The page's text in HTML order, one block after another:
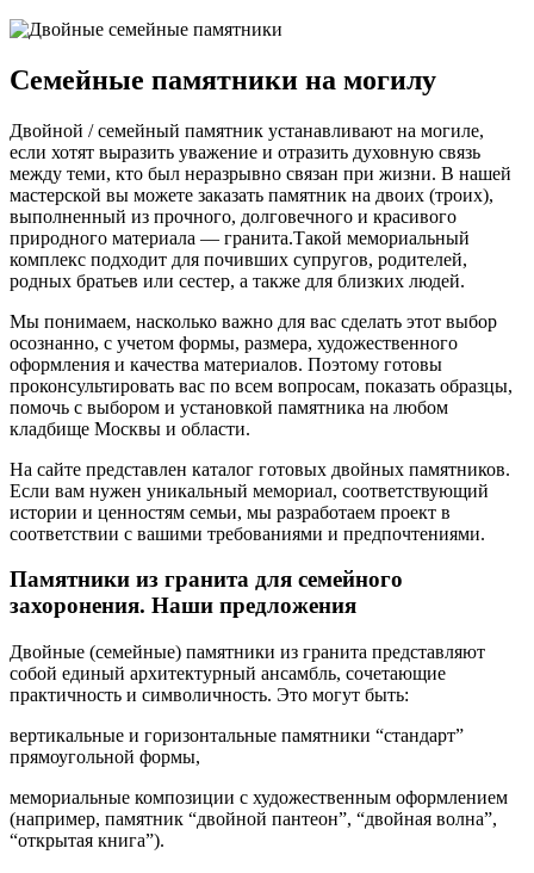
Семейные памятники на могилу
Двойной / семейный памятник устанавливают на могиле,
если хотят выразить уважение и отразить духовную связь
между теми, кто был неразрывно связан при жизни. В нашей
мастерской вы можете заказать памятник на двоих (троих),
выполненный из прочного, долговечного и красивого
природного материала — гранита.Такой мемориальный
комплекс подходит для почивших супругов, родителей,
родных братьев или сестер, а также для близких людей.
Мы понимаем, насколько важно для вас сделать этот выбор
осознанно, с учетом формы, размера, художественного
оформления и качества материалов. Поэтому готовы
проконсультировать вас по всем вопросам, показать образцы,
помочь с выбором и установкой памятника на любом
кладбище Москвы и области.
На сайте представлен каталог готовых двойных памятников.
Если вам нужен уникальный мемориал, соответствующий
истории и ценностям семьи, мы разработаем проект в
соответствии с вашими требованиями и предпочтениями.
Памятники из гранита для семейного
захоронения. Наши предложения
Двойные (семейные) памятники из гранита представляют
собой единый архитектурный ансамбль, сочетающие
практичность и символичность. Это могут быть:
вертикальные и горизонтальные памятники “стандарт”
прямоугольной формы,
мемориальные композиции с художественным оформлением
(например, памятник “двойной пантеон”, “двойная волна”,
“открытая книга”).